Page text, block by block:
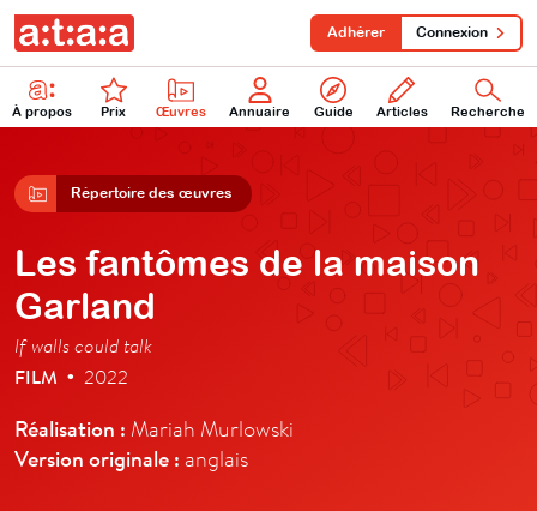
À propos Prix Œuvres Annuaire Guide Articles Recherche
Adhérer Connexion
Répertoire des œuvres
Les fantômes de la maison
Garland
If walls could talk
FILM • 2022
Réalisation : Mariah Murlowski
Version originale : anglais